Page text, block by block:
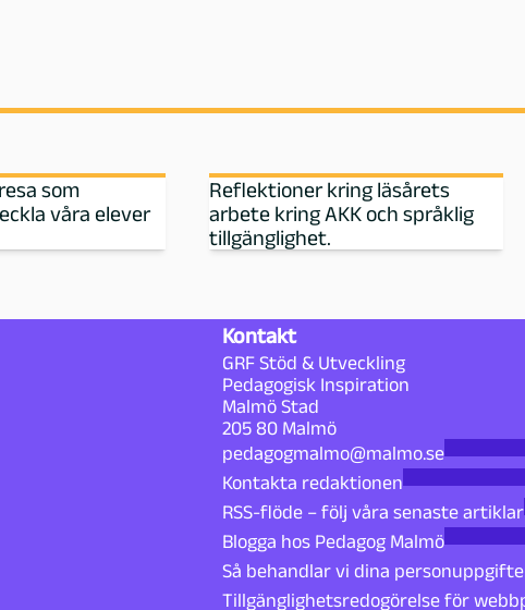
som
våra elever
Reflektioner kring läsårets
arbete kring AKK och språklig
tillgänglighet.
Kontakt
GRF Stöd & Utveckling
Pedagogisk Inspiration
Malmö Stad
205 80 Malmö
pedagogmalmo@malmo.se
Kontakta redaktionen
RSS-flöde – följ våra senaste artiklar
Blogga hos Pedagog Malmö
Så behandlar vi dina
Tillgänglighetsredogörelse för